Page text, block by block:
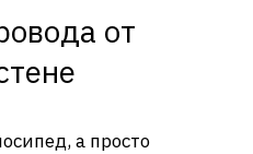
от
а просто